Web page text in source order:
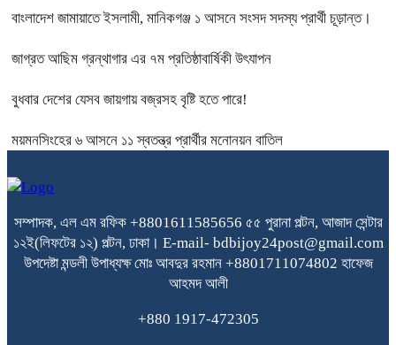
বাংলাদেশ জামায়াতে ইসলামী, মানিকগঞ্জ ১ আসনে সংসদ সদস্য প্রার্থী চূড়ান্ত।
জাগ্রত আছিম গ্রন্থাগার এর ৭ম প্রতিষ্ঠাবার্ষিকী উৎযাপন
বুধবার দেশের যেসব জায়গায় বজ্রসহ বৃষ্টি হতে পারে!
ময়মনসিংহের ৬ আসনে ১১ স্বতন্ত্র প্রার্থীর মনোনয়ন বাতিল
সম্পাদক, এল এম রফিক +8801611585656 ৫৫ পুরানা পল্টন, আজাদ সেন্টার
১২ই(লিফটের ১২) পল্টন, ঢাকা। E-mail- bdbijoy24post@gmail.com
উপদেষ্টা মন্ডলী উপাধ্যক্ষ মোঃ আবদুর রহমান +8801711074802 হাফেজ
আহমদ আলী
+880 1917-472305